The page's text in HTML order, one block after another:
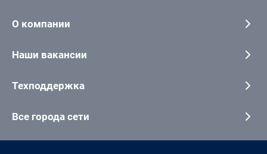
О компании
Наши вакансии
Техподдержка
Все города сети